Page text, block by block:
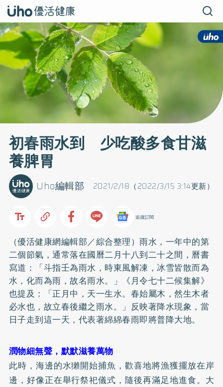
初春雨水到 少吃酸多食甘滋
養脾胃
2021/2/18（2022/3/15 3:14更新）
Uho編輯部
追蹤訂閱
（優活健康網編輯部／綜合整理）雨水，一年中的第
二個節氣，通常落在國曆二月十八到二十之間，曆書
寫道：「斗指壬為雨水，時東風解凍，冰雪皆散而為
水，化而為雨，故名雨水。」《月令七十二候集解》
也提及：「正月中，天一生水。春始屬木，然生木者
必水也，故立春後繼之雨水。」反映著降水現象，當
日子走到這一天，代表著綿綿春雨即將普降大地。
潤物細無聲，默默滋養萬物
此時，海邊的水獺開始捕魚，歡喜地將漁獲擺放在岸
邊，好像正在舉行祭祀儀式，隨後再滿足地進食。大